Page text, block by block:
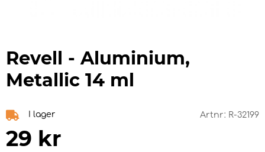
Revell - Aluminium,
Metallic 14 ml
I lager Artnr: R-32199
29 kr